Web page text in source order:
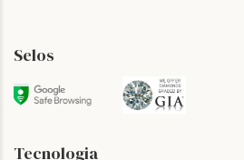
Selos
Tecnologia